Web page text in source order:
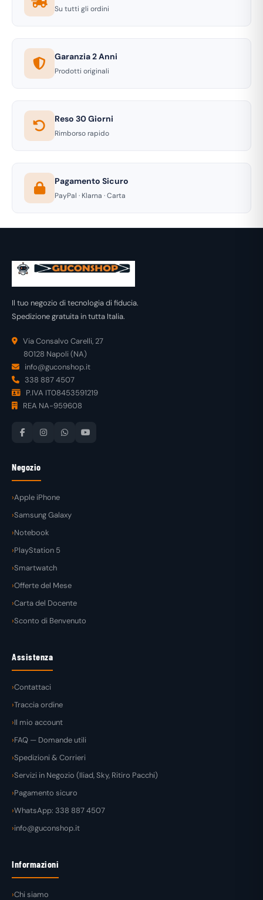
Su tutti gli ordini
Garanzia 2 Anni
Prodotti originali
Reso 30 Giorni
Rimborso rapido
Pagamento Sicuro
PayPal · Klarna · Carta
Il tuo negozio di tecnologia di fiducia.
Spedizione gratuita in tutta Italia.
Via Consalvo Carelli, 27
80128 Napoli (NA)
info@guconshop.it
338 887 4507
P.IVA IT08453591219
REA NA-959608
Negozio
Apple iPhone
Samsung Galaxy
Notebook
PlayStation 5
Smartwatch
Offerte del Mese
Carta del Docente
Sconto di Benvenuto
Assistenza
Contattaci
Traccia ordine
Il mio account
FAQ — Domande utili
Spedizioni & Corrieri
Servizi in Negozio (Iliad, Sky, Ritiro Pacchi)
Pagamento sicuro
WhatsApp: 338 887 4507
info@guconshop.it
Informazioni
Chi siamo